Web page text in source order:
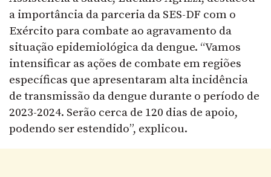
a importância da parceria da SES-DF com o
Exército para combate ao agravamento da
situação epidemiológica da dengue. “Vamos
intensificar as ações de combate em regiões
específicas que apresentaram alta incidência
de transmissão da dengue durante o período de
2023-2024. Serão cerca de 120 dias de apoio,
podendo ser estendido”, explicou.